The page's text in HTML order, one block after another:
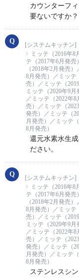
カウンターフ
要ないですか
[システムキッチン]
ミッテ（2016年
テ（2017年6月発
（2018年2月発売
8月発売）／ミッテ
売）／ミッテ（
ミッテ（2020年9
／ミッテ（2022年
売）／ミッテ（
発売）／ミッテ（
月発売）／ミッテ
8月発売）
還元水素水生
ださい。
[システムキッチン]
ミッテ（2016年
テ（2017年6月発
（2018年2月発売
8月発売）／ミッテ
売）／ミッテ（
ミッテ（2020年9
／ミッテ（2022年
売）／ミッテ（
発売）／ミッテ（
月発売）／ミッテ
8月発売）
ステンレスシ